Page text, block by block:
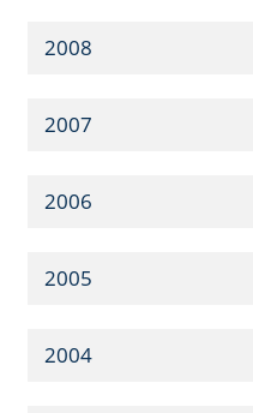
2008
2007
2006
2005
2004